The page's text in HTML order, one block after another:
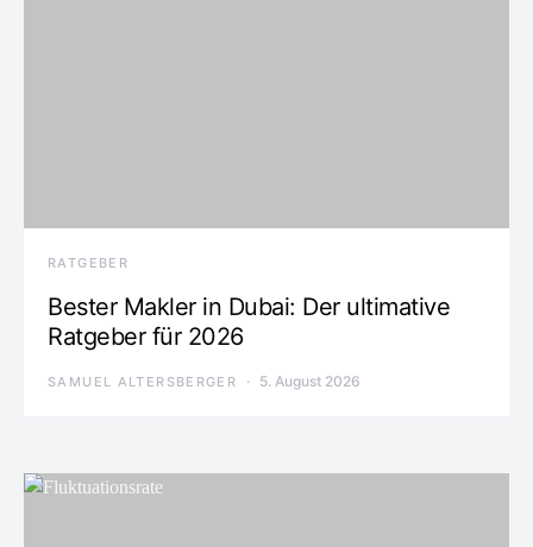
RATGEBER
Bester Makler in Dubai: Der ultimative
Ratgeber für 2026
SAMUEL ALTERSBERGER 5. August 2026